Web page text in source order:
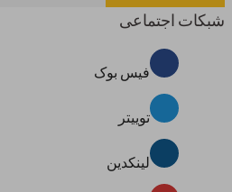
شبکات اجتماعی
فیس بوک
توییتر
لینکدین